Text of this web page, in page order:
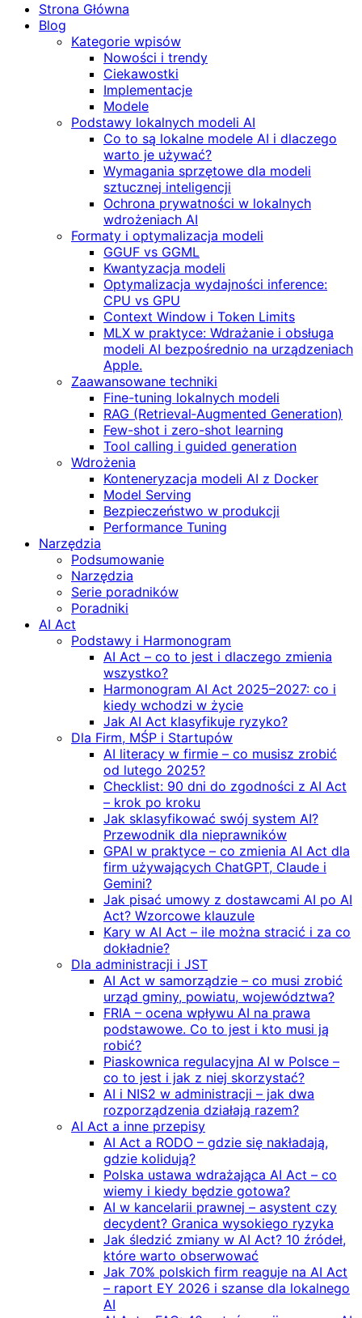
Strona Główna
Blog
Kategorie wpisów
Nowości i trendy
Ciekawostki
Implementacje
Modele
Podstawy lokalnych modeli AI
Co to są lokalne modele AI i dlaczego
warto je używać?
Wymagania sprzętowe dla modeli
sztucznej inteligencji
Ochrona prywatności w lokalnych
wdrożeniach AI
Formaty i optymalizacja modeli
GGUF vs GGML
Kwantyzacja modeli
Optymalizacja wydajności inference:
CPU vs GPU
Context Window i Token Limits
MLX w praktyce: Wdrażanie i obsługa
modeli AI bezpośrednio na urządzeniach
Apple.
Zaawansowane techniki
Fine-tuning lokalnych modeli
RAG (Retrieval‑Augmented Generation)
Few-shot i zero-shot learning
Tool calling i guided generation
Wdrożenia
Konteneryzacja modeli AI z Docker
Model Serving
Bezpieczeństwo w produkcji
Performance Tuning
Narzędzia
Podsumowanie
Narzędzia
Serie poradników
Poradniki
AI Act
Podstawy i Harmonogram
AI Act – co to jest i dlaczego zmienia
wszystko?
Harmonogram AI Act 2025–2027: co i
kiedy wchodzi w życie
Jak AI Act klasyfikuje ryzyko?
Dla Firm, MŚP i Startupów
AI literacy w firmie – co musisz zrobić
od lutego 2025?
Checklist: 90 dni do zgodności z AI Act
– krok po kroku
Jak sklasyfikować swój system AI?
Przewodnik dla nieprawników
GPAI w praktyce – co zmienia AI Act dla
firm używających ChatGPT, Claude i
Gemini?
Jak pisać umowy z dostawcami AI po AI
Act? Wzorcowe klauzule
Kary w AI Act – ile można stracić i za co
dokładnie?
Dla administracji i JST
AI Act w samorządzie – co musi zrobić
urząd gminy, powiatu, województwa?
FRIA – ocena wpływu AI na prawa
podstawowe. Co to jest i kto musi ją
robić?
Piaskownica regulacyjna AI w Polsce –
co to jest i jak z niej skorzystać?
AI i NIS2 w administracji – jak dwa
rozporządzenia działają razem?
AI Act a inne przepisy
AI Act a RODO – gdzie się nakładają,
gdzie kolidują?
Polska ustawa wdrażająca AI Act – co
wiemy i kiedy będzie gotowa?
AI w kancelarii prawnej – asystent czy
decydent? Granica wysokiego ryzyka
Jak śledzić zmiany w AI Act? 10 źródeł,
które warto obserwować
Jak 70% polskich firm reaguje na AI Act
– raport EY 2026 i szanse dla lokalnego
AI